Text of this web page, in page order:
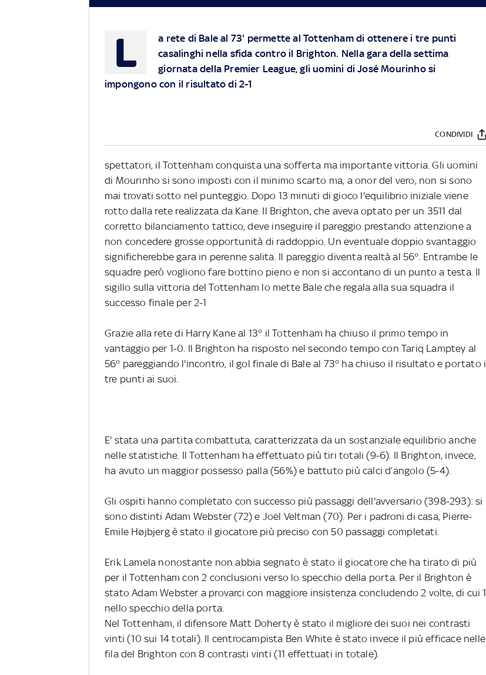
L
a rete di Bale al 73' permette al Tottenham di ottenere i tre punti
casalinghi nella sfida contro il Brighton. Nella gara della settima
giornata della Premier League, gli uomini di José Mourinho si
impongono con il risultato di 2-1
CONDIVIDI
spettatori, il Tottenham conquista una sofferta ma importante vittoria. Gli uomini
di Mourinho si sono imposti con il minimo scarto ma, a onor del vero, non si sono
mai trovati sotto nel punteggio. Dopo 13 minuti di gioco l'equilibrio iniziale viene
rotto dalla rete realizzata da Kane. Il Brighton, che aveva optato per un 3511 dal
corretto bilanciamento tattico, deve inseguire il pareggio prestando attenzione a
non concedere grosse opportunità di raddoppio. Un eventuale doppio svantaggio
significherebbe gara in perenne salita. Il pareggio diventa realtà al 56°. Entrambe le
squadre però vogliono fare bottino pieno e non si accontano di un punto a testa. Il
sigillo sulla vittoria del Tottenham lo mette Bale che regala alla sua squadra il
successo finale per 2-1
Grazie alla rete di Harry Kane al 13° il Tottenham ha chiuso il primo tempo in
vantaggio per 1-0. Il Brighton ha risposto nel secondo tempo con Tariq Lamptey al
56° pareggiando l'incontro, il gol finale di Bale al 73° ha chiuso il risultato e portato i
tre punti ai suoi.
E' stata una partita combattuta, caratterizzata da un sostanziale equilibrio anche
nelle statistiche. Il Tottenham ha effettuato più tiri totali (9-6). Il Brighton, invece,
ha avuto un maggior possesso palla (56%) e battuto più calci d’angolo (5-4).
Gli ospiti hanno completato con successo più passaggi dell'avversario (398-293): si
sono distinti Adam Webster (72) e Joël Veltman (70). Per i padroni di casa, Pierre-
Emile Højbjerg è stato il giocatore più preciso con 50 passaggi completati.
Erik Lamela nonostante non abbia segnato è stato il giocatore che ha tirato di più
per il Tottenham con 2 conclusioni verso lo specchio della porta. Per il Brighton è
stato Adam Webster a provarci con maggiore insistenza concludendo 2 volte, di cui 1
nello specchio della porta.
Nel Tottenham, il difensore Matt Doherty è stato il migliore dei suoi nei contrasti
vinti (10 sui 14 totali). Il centrocampista Ben White è stato invece il più efficace nelle
fila del Brighton con 8 contrasti vinti (11 effettuati in totale).